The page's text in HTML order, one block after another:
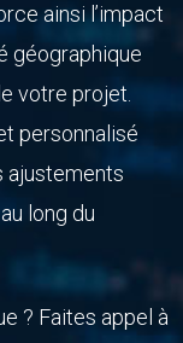
ainsi l’impact
géographique
votre projet.
personnalisé
ajustements
long du
? Faites appel à